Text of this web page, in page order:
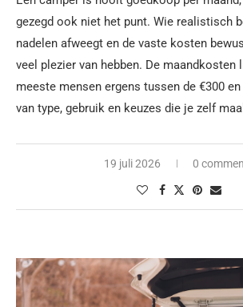
gezegd ook niet het punt. Wie realistisch
nadelen afweegt en de vaste kosten
veel plezier van hebben. De maandkosten
meeste mensen ergens tussen de €300
van type, gebruik en keuzes die je zelf
19 juli 2026 0